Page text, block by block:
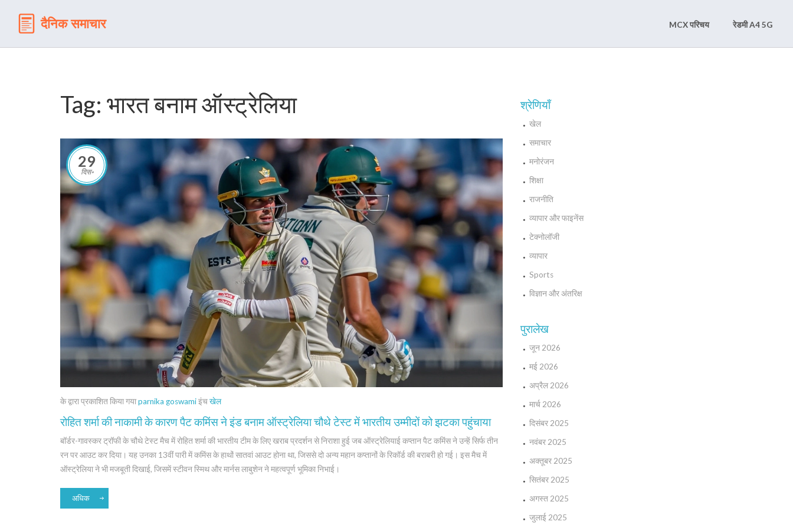
MCX परिचय रेडमी A4 5G
Tag: भारत बनाम ऑस्ट्रेलिया
29
दिस॰
के द्वारा प्रकाशित किया गयाparnika goswamiइंचखेल
रोहित शर्मा की नाकामी के कारण पैट कमिंस ने इंड बनाम ऑस्ट्रेलिया चौथे टेस्ट में भारतीय उम्मीदों को झटका पहुंचाया
बॉर्डर-गावस्कर ट्रॉफी के चौथे टेस्ट मैच में रोहित शर्मा की भारतीय टीम के लिए खराब प्रदर्शन से निराशा हुई जब ऑस्ट्रेलियाई कप्तान पैट कमिंस ने उन्हें सिर्फ तीन
रन पर आउट कर दिया। यह उनका 13वीं पारी में कमिंस के हाथों सातवां आउट होना था, जिससे दो अन्य महान कप्तानों के रिकॉर्ड की बराबरी हो गई। इस मैच में
ऑस्ट्रेलिया ने भी मजबूती दिखाई, जिसमें स्टीवन स्मिथ और मार्नस लाबुशेन ने महत्वपूर्ण भूमिका निभाई।
अधिक
श्रेणियाँ
खेल
समाचार
मनोरंजन
शिक्षा
राजनीति
व्यापार और फाइनेंस
टेक्नोलॉजी
व्यापार
Sports
विज्ञान और अंतरिक्ष
पुरालेख
जून 2026
मई 2026
अप्रैल 2026
मार्च 2026
दिसंबर 2025
नवंबर 2025
अक्तूबर 2025
सितंबर 2025
अगस्त 2025
जुलाई 2025